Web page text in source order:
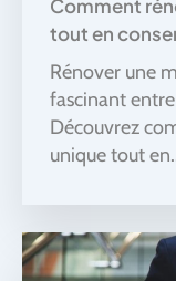
Comment
tout en
Rénover une
fascinant
Découvrez
unique tout